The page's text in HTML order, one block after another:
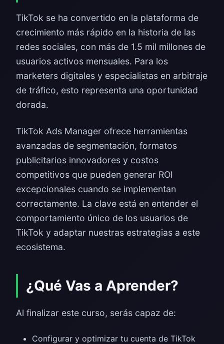
TikTok se ha convertido en la plataforma de
crecimiento más rápido en la historia de las
redes sociales, con más de 1.5 mil millones de
usuarios activos mensuales. Para los
marketers digitales y especialistas en arbitraje
de tráfico, esto representa una oportunidad
dorada.
TikTok Ads Manager ofrece herramientas
avanzadas de segmentación, formatos
publicitarios innovadores y costos
competitivos que pueden generar ROI
excepcionales cuando se implementan
correctamente. La clave está en entender el
comportamiento único de los usuarios de
TikTok y adaptar nuestras estrategias a este
ecosistema.
¿Qué Vas a Aprender?
Al finalizar este curso, serás capaz de:
Configurar y optimizar tu cuenta de TikTok